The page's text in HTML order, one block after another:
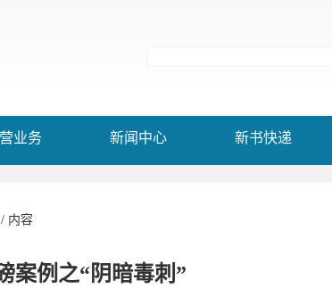
业务 新闻中心 新书快递
/ 内容
案例之“阴暗毒刺”